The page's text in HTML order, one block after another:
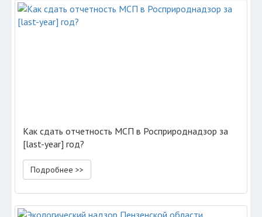
Как сдать отчетность МСП в Росприроднадзор за
[last-year] год?
Подробнее >>